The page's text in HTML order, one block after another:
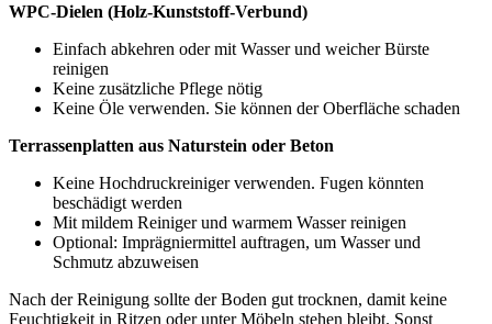
WPC-Dielen (Holz-Kunststoff-Verbund)
Einfach abkehren oder mit Wasser und weicher Bürste
reinigen
Keine zusätzliche Pflege nötig
Keine Öle verwenden. Sie können der Oberfläche schaden
Terrassenplatten aus Naturstein oder Beton
Keine Hochdruckreiniger verwenden. Fugen könnten
beschädigt werden
Mit mildem Reiniger und warmem Wasser reinigen
Optional: Imprägniermittel auftragen, um Wasser und
Schmutz abzuweisen
Nach der Reinigung sollte der Boden gut trocknen, damit keine
Feuchtigkeit in Ritzen oder unter Möbeln stehen bleibt. Sonst